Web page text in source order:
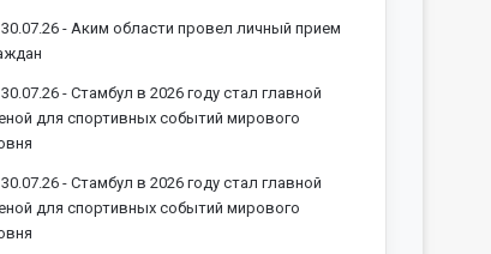
30.07.26 - Аким области провел личный прием
30.07.26 -Стамбул в 2026 году стал главной
для спортивных событий мирового
30.07.26 -Стамбул в 2026 году стал главной
для спортивных событий мирового